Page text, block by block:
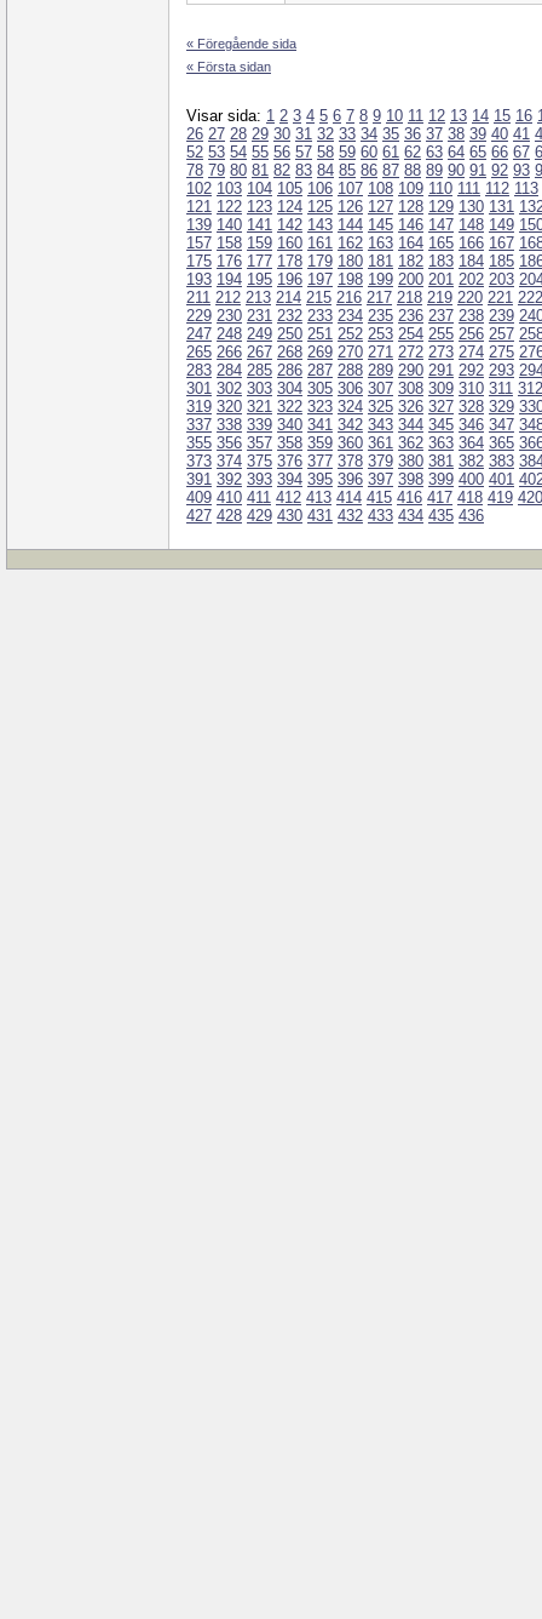
« Föregående sida
« Första sidan
Visar sida: 1 2 3 4 5 6 7 8 9 10 11 12 13 14 15 16
26 27 28 29 30 31 32 33 34 35 36 37 38 39 40 41
52 53 54 55 56 57 58 59 60 61 62 63 64 65 66 67
78 79 80 81 82 83 84 85 86 87 88 89 90 91 92 93
102 103 104 105 106 107 108 109 110 111 112 113
121 122 123 124 125 126 127 128 129 130 131
139 140 141 142 143 144 145 146 147 148 149
157 158 159 160 161 162 163 164 165 166 167
175 176 177 178 179 180 181 182 183 184 185
193 194 195 196 197 198 199 200 201 202 203
211 212 213 214 215 216 217 218 219 220 221 222
229 230 231 232 233 234 235 236 237 238 239
247 248 249 250 251 252 253 254 255 256 257
265 266 267 268 269 270 271 272 273 274 275
283 284 285 286 287 288 289 290 291 292 293
301 302 303 304 305 306 307 308 309 310 311 312
319 320 321 322 323 324 325 326 327 328 329
337 338 339 340 341 342 343 344 345 346 347
355 356 357 358 359 360 361 362 363 364 365
373 374 375 376 377 378 379 380 381 382 383
391 392 393 394 395 396 397 398 399 400 401
409 410 411 412 413 414 415 416 417 418 419 420
427 428 429 430 431 432 433 434 435 436